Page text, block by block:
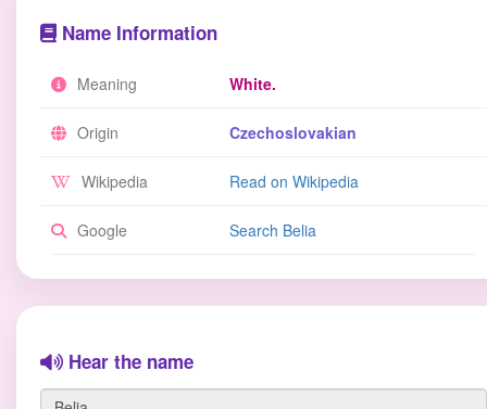
Name Information
Meaning White.
Origin Czechoslovakian
Wikipedia Read on Wikipedia
Google Search Belia
Hear the name